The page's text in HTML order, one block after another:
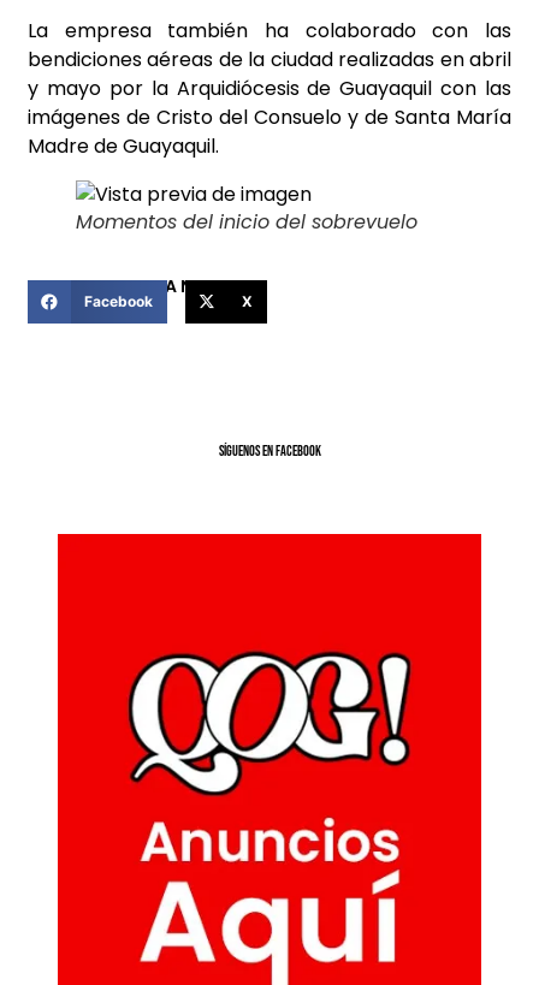
La empresa también ha colaborado con las
bendiciones aéreas de la ciudad realizadas en abril
y mayo por la Arquidiócesis de Guayaquil con las
imágenes de Cristo del Consuelo y de Santa María
Madre de Guayaquil.
Momentos del inicio del sobrevuelo
COMPARTIR ESTA NOTICIA
Facebook X
SíGUENOS EN FACEBOOK